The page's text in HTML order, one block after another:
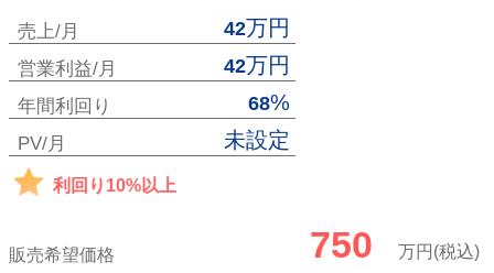
売上/月 42万円
営業利益/月 42万円
年間利回り 68%
PV/月 未設定
利回り10%以上
販売希望価格 750 万円(税込)